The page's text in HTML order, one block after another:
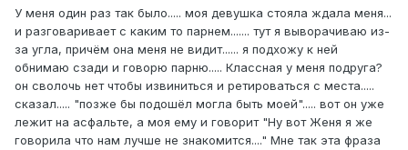
У меня один раз так было..... моя девушка стояла ждала меня...
и разговаривает с каким то парнем....... тут я выворачиваю из-
за угла, причём она меня не видит...... я подхожу к ней
обнимаю сзади и говорю парню..... Классная у меня подруга?
он сволочь нет чтобы извиниться и ретироваться с места.....
сказал..... "позже бы подошёл могла быть моей"..... вот он уже
лежит на асфальте, а моя ему и говорит "Ну вот Женя я же
говорила что нам лучше не знакомится...." Мне так эта фраза